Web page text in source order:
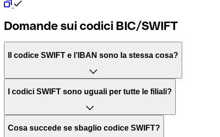
Domande sui codici BIC/SWIFT
Il codice SWIFT e l’IBAN sono la stessa cosa?
L'acronimo SWIFT sta per “Society for Worldwide
per l’elaborazione dei pagamenti tra diversi Paesi.
I codici SWIFT sono uguali per tutte le filiali?
Dipende dalle banche. In alcuni casi le banche utilizzano
Cosa succede se sbaglio codice SWIFT?